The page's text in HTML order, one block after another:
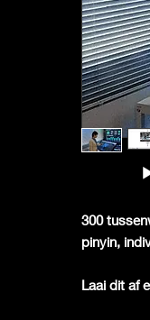
300
pinyin,
Laai dit af